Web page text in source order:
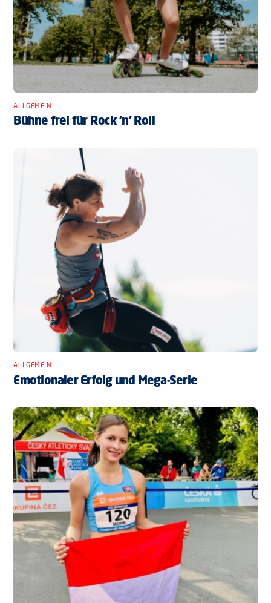
ALLGEMEIN
Bühne frei für Rock ’n’ Roll
ALLGEMEIN
Emotionaler Erfolg und Mega-Serie